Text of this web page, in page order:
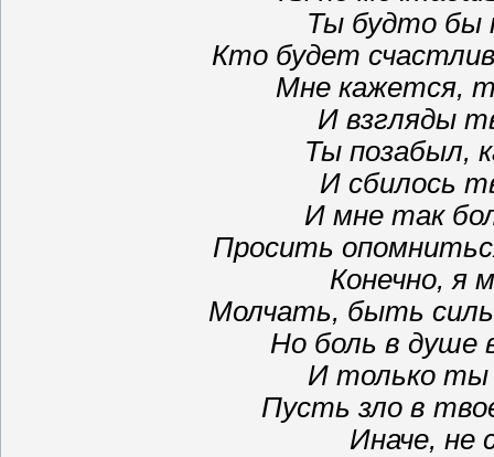
Ты будто бы
Кто будет
Мне кажется,
И взгляды
Ты позабыл,
И сбилось
И мне так
Просить
Конечно, я
Молчать, быть
Но боль в душе
И только ты
Пусть зло в
Иначе, не